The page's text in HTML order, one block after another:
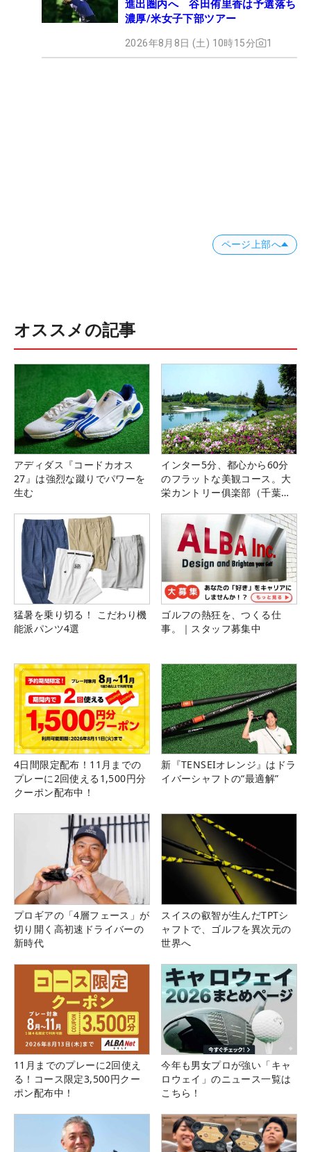
進出圏内へ 谷田侑里香は予選落ち
濃厚/米女子下部ツアー
2026年8月8日 (土) 10時15分 1
ページ上部へ
オススメの記事
アディダス『コードカオス
27』は強烈な蹴りでパワーを
生む
インター5分、都心から60分
のフラットな美観コース。大
栄カントリー俱楽部（千葉
猛暑を乗り切る！ こだわり機
能派パンツ4選
ゴルフの熱狂を、つくる仕
事。｜スタッフ募集中
4日間限定配布！11月までの
プレーに2回使える1,500円分
クーポン配布中！
新『TENSEIオレンジ』はドラ
イバーシャフトの“最適解”
プロギアの「4層フェース」が
切り開く高初速ドライバーの
新時代
スイスの叡智が生んだTPTシ
ャフトで、ゴルフを異次元の
世界へ
11月までのプレーに2回使え
る！コース限定3,500円クー
ポン配布中！
今年も男女プロが強い「キャ
ロウェイ」のニュース一覧は
こちら！